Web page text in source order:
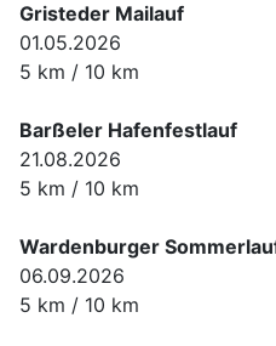
Gristeder Mailauf
01.05.2026
5 km / 10 km
Barßeler Hafenfestlauf
21.08.2026
5 km / 10 km
Wardenburger
06.09.2026
5 km / 10 km